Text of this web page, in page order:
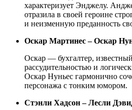
характеризует Энджелу.
отразила в своей героине
и неизменную преданность
Оскар Мартинес – Оскар
Оскар — бухгалтер,
рассудительностью и
Оскар Нуньес гармонично
персонажа с тонким юмором.
Стэнли Хадсон – Лесли